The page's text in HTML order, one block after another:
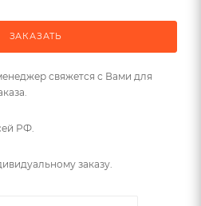
ЗАКАЗАТЬ
свяжется с Вами для
РФ.
заказу.